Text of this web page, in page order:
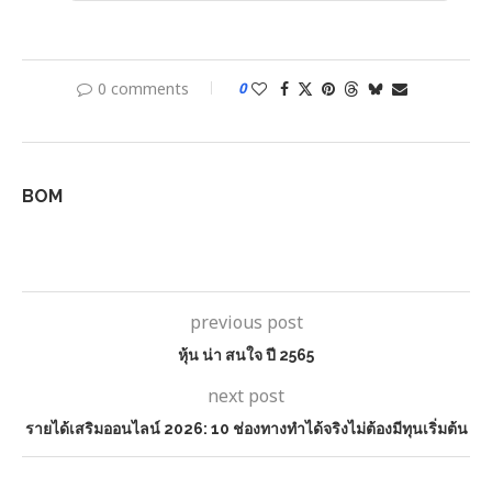
0 comments 0
BOM
previous post
หุ้น น่า สนใจ ปี 2565
next post
รายได้เสริมออนไลน์ 2026: 10 ช่องทางทำได้จริงไม่ต้องมีทุนเริ่มต้น